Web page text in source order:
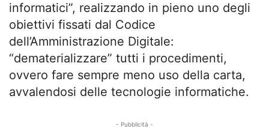
informatici”, realizzando in pieno uno degli
obiettivi fissati dal Codice
dell’Amministrazione Digitale:
“dematerializzare” tutti i procedimenti,
ovvero fare sempre meno uso della carta,
avvalendosi delle tecnologie informatiche.
- Pubblicità -